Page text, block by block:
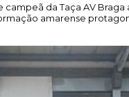
da Taça AV
amarense